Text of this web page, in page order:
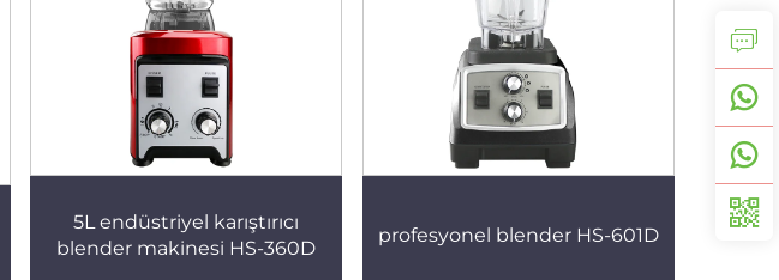
5L endüstriyel karıştırıcı
blender makinesi HS-360D
profesyonel blender HS-601D